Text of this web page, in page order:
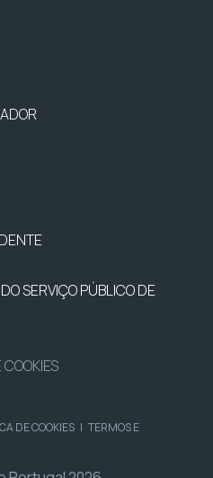
SERVIÇO PÚBLICO DE
DE COOKIES | TERMOS E